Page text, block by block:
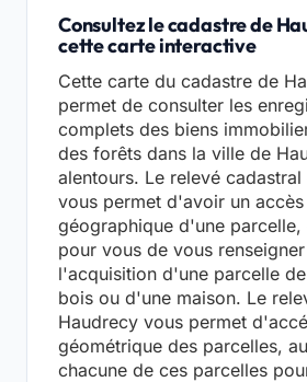
Consultez le cadastre de
cette carte interactive
Cette carte du cadastre de
permet de consulter les
complets des biens
des forêts dans la ville de
alentours. Le relevé
vous permet d'avoir un
géographique d'une
pour vous de vous
l'acquisition d'une parcelle
bois ou d'une maison. Le
Haudrecy vous permet
géométrique des parcelles,
chacune de ces parcelles